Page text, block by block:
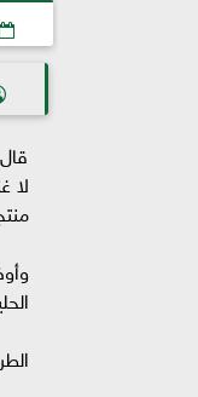
لا